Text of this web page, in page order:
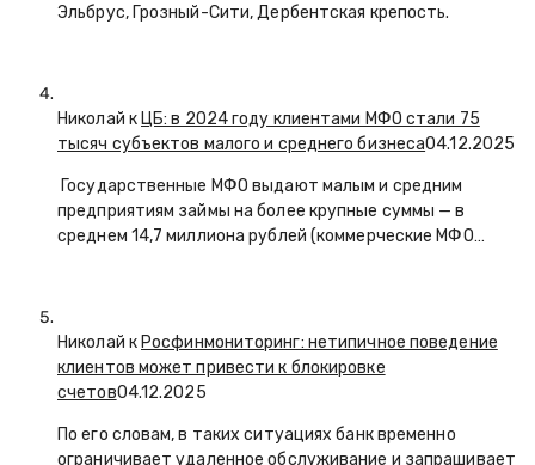
Эльбрус, Грозный-Сити, Дербентская крепость.
Николай к ЦБ: в 2024 году клиентами МФО стали 75
тысяч субъектов малого и среднего бизнеса04.12.2025
Государственные МФО выдают малым и средним
предприятиям займы на более крупные суммы — в
среднем 14,7 миллиона рублей (коммерческие МФО…
Николай к Росфинмониторинг: нетипичное поведение
клиентов может привести к блокировке
счетов04.12.2025
По его словам, в таких ситуациях банк временно
ограничивает удаленное обслуживание и запрашивает